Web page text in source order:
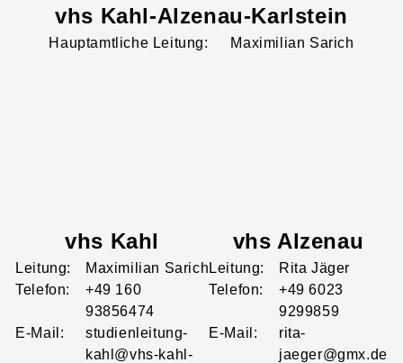
vhs Kahl-Alzenau-Karlstein
Leitung: Maximilian Sarich
vhs Kahl
Leitung: Maximilian Sarich
Telefon:
+49 160
93856474
E-Mail:
studienleitung-
kahl@vhs-kahl-
vhs Alzenau
Leitung: Rita Jäger
Telefon:
+49 6023
9299859
E-Mail:
rita-
jaeger@gmx.de